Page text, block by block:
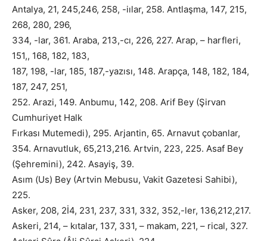
Antalya, 21, 245,246, 258, -iılar, 258. Antlaşma, 147, 215,
268, 280, 296,
334, -lar, 361. Araba, 213,-cı, 226, 227. Arap, – harfleri,
151,, 168, 182, 183,
187, 198, -lar, 185, 187,-yazısı, 148. Arapça, 148, 182, 184,
187, 247, 251,
252. Arazi, 149. Anbumu, 142, 208. Arif Bey (Şirvan
Cumhuriyet Halk
Fırkası Mutemedi), 295. Arjantin, 65. Arnavut çobanlar,
354. Arnavutluk, 65,213,216. Artvin, 223, 225. Asaf Bey
(Şehremini), 242. Asayiş, 39.
Asım (Us) Bey (Artvin Mebusu, Vakit Gazetesi Sahibi),
225.
Asker, 208, 2İ4, 231, 237, 331, 332, 352,-ler, 136,212,217.
Askeri, 214, – kıtalar, 137, 331, – makam, 221, – rical, 327.